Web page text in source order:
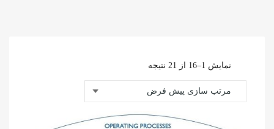
نمایش 1–16 از 21 نتیجه